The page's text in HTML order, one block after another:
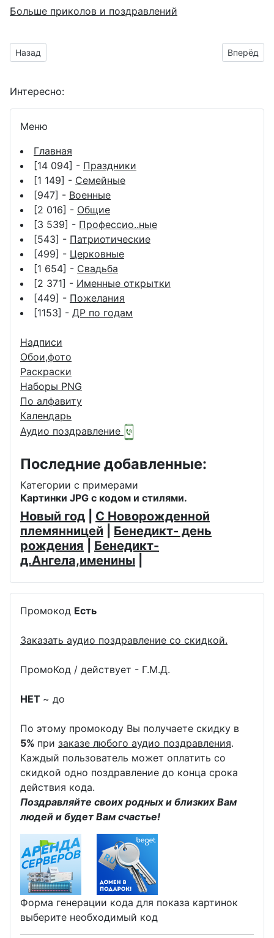
Больше приколов и поздравлений
Предыдущий материал: открытки к народному празднику
Назад Вперёд
Интересно:
Меню
Главная
[14 094] - Праздники
[1 149] - Семейные
[947] - Военные
[2 016] - Общие
[3 539] - Профессио..ные
[543] - Патриотические
[499] - Церковные
[1 654] - Свадьба
[2 371] - Именные открытки
[449] - Пожелания
[1153] - ДР по годам
Надписи
Обои,фото
Раскраски
Наборы PNG
По алфавиту
Календарь
Аудио поздравление
Последние добавленные:
Категории с примерами
Картинки JPG с кодом и стилями.
Новый год
С Новорожденной
племянницей
Бенедикт- день
рождения
Бенедикт-
д.Ангела,именины
Промокод Есть
Заказать аудио поздравление со скидкой.
ПромоКод / действует - Г.М.Д.
НЕТ ~ до
По этому промокоду Вы получаете скидку в
5% при заказе любого аудио поздравления.
Каждый пользователь может оплатить со
скидкой одно поздравление до конца срока
действия кода.
Поздравляйте своих родных и близких Вам
людей и будет Вам счастье!
Форма генерации кода для показа картинок
выберите необходимый код